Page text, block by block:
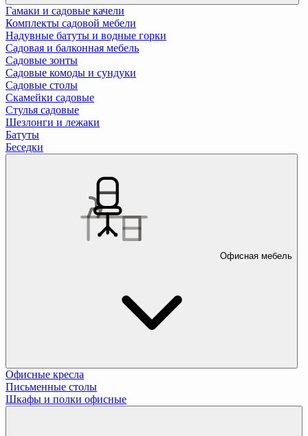
Гамаки и садовые качели
Комплекты садовой мебели
Надувные батуты и водные горки
Садовая и балконная мебель
Садовые зонты
Садовые комоды и сундуки
Садовые столы
Скамейки садовые
Стулья садовые
Шезлонги и лежаки
Батуты
Беседки
Офисная мебель
Офисные кресла
Письменные столы
Шкафы и полки офисные